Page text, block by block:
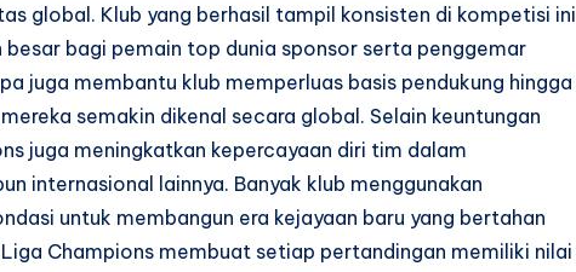
global. Klub yang berhasil tampil konsisten di kompetisi ini
bagi pemain top dunia sponsor serta penggemar
juga membantu klub memperluas basis pendukung hingga
semakin dikenal secara global. Selain keuntungan
juga meningkatkan kepercayaan diri tim dalam
internasional lainnya. Banyak klub menggunakan
untuk membangun era kejayaan baru yang bertahan
Champions membuat setiap pertandingan memiliki nilai